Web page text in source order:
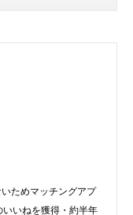
プリ3選
しができる恋活
た恋ができる恋
」な理由！
の5つのポイント
ためマッチングアプ
いねを獲得・約半年